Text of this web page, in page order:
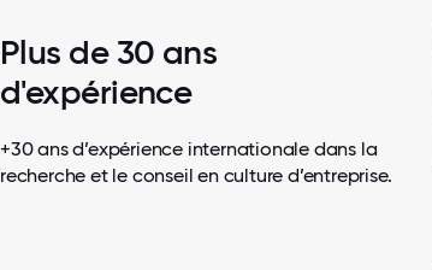
Plus de 30 ans
d'expérience
+30 ans d’expérience internationale dans la
recherche et le conseil en culture d’entreprise.